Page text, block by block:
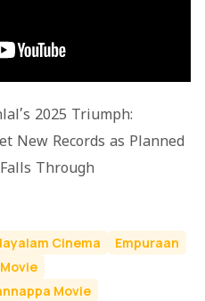
2025 Triumph:
New Records as Planned
Through
Cinema
Empuraan
Movie